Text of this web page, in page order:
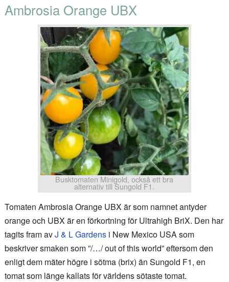
Ambrosia Orange UBX
Busktomaten Minigold, också ett bra
alternativ till Sungold F1.
Tomaten Ambrosia Orange UBX är som namnet antyder
orange och UBX är en förkortning för Ultrahigh BriX. Den har
tagits fram avJ & L Gardensi New Mexico USA som
beskriver smaken som ”/…/ out of this world” eftersom den
enligt dem mäter högre i sötma (brix) än Sungold F1, en
tomat som länge kallats för världens sötaste tomat.